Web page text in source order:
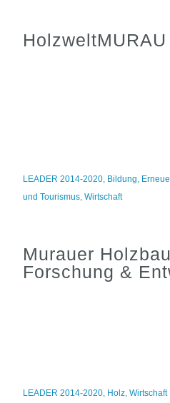
LEADER 2014-2020, Bildung,
und Tourismus,Wirtschaft
Murauer
Forschung &
LEADER 2014-2020, Holz,Wirtschaft